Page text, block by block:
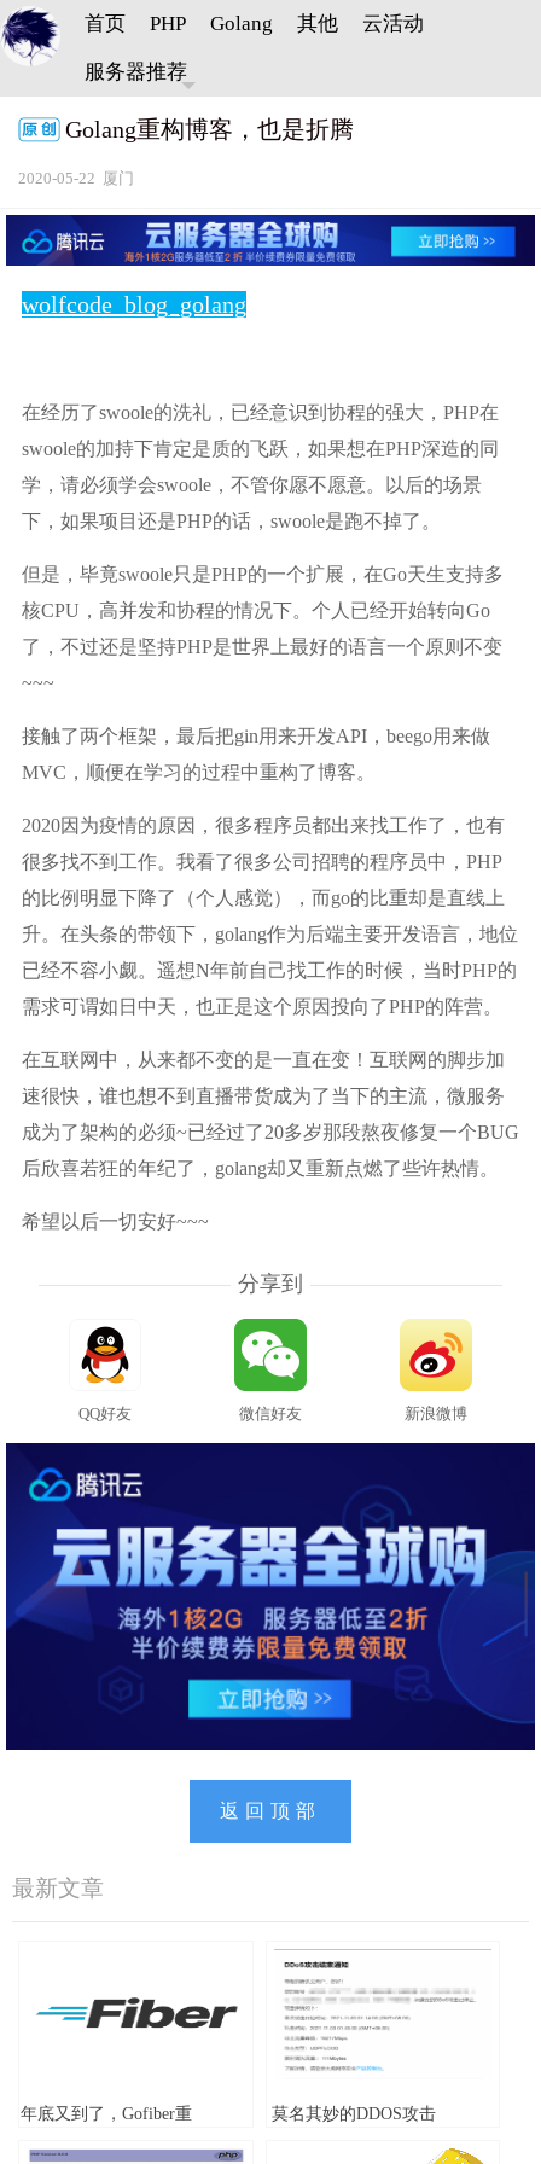
首页 PHP Golang 其他 云活动
服务器推荐
Golang重构博客，也是折腾
2020-05-22 厦门
wolfcode_blog_golang
在经历了swoole的洗礼，已经意识到协程的强大，PHP在
swoole的加持下肯定是质的飞跃，如果想在PHP深造的同
学，请必须学会swoole，不管你愿不愿意。以后的场景
下，如果项目还是PHP的话，swoole是跑不掉了。
但是，毕竟swoole只是PHP的一个扩展，在Go天生支持多
核CPU，高并发和协程的情况下。个人已经开始转向Go
了，不过还是坚持PHP是世界上最好的语言一个原则不变
~~~
接触了两个框架，最后把gin用来开发API，beego用来做
MVC，顺便在学习的过程中重构了博客。
2020因为疫情的原因，很多程序员都出来找工作了，也有
很多找不到工作。我看了很多公司招聘的程序员中，PHP
的比例明显下降了（个人感觉），而go的比重却是直线上
升。在头条的带领下，golang作为后端主要开发语言，地位
已经不容小觑。遥想N年前自己找工作的时候，当时PHP的
需求可谓如日中天，也正是这个原因投向了PHP的阵营。
在互联网中，从来都不变的是一直在变！互联网的脚步加
速很快，谁也想不到直播带货成为了当下的主流，微服务
成为了架构的必须~已经过了20多岁那段熬夜修复一个BUG
后欣喜若狂的年纪了，golang却又重新点燃了些许热情。
希望以后一切安好~~~
分享到
QQ好友 微信好友 新浪微博
返回顶部
最新文章
年底又到了，Gofiber重
莫名其妙的DDOS攻击